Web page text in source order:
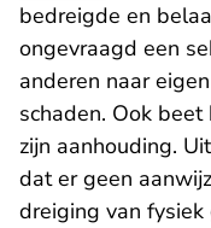
bedreigde en
ongevraagd een
anderen naar
schaden. Ook
zijn aanhouding.
dat er geen
dreiging van